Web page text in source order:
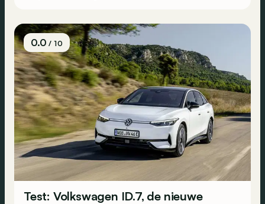
0.0/ 10
Test: Volkswagen ID.7, de nieuwe